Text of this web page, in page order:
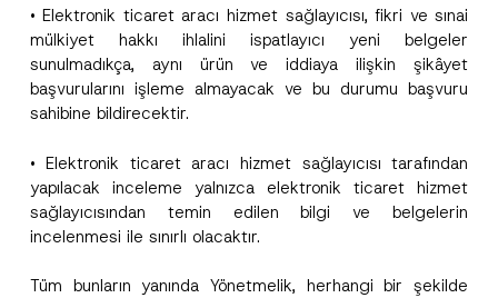
• Elektronik ticaret aracı hizmet sağlayıcısı, fikri ve sınai
mülkiyet hakkı ihlalini ispatlayıcı yeni belgeler
sunulmadıkça, aynı ürün ve iddiaya ilişkin şikâyet
başvurularını işleme almayacak ve bu durumu başvuru
sahibine bildirecektir.
• Elektronik ticaret aracı hizmet sağlayıcısı tarafından
yapılacak inceleme yalnızca elektronik ticaret hizmet
sağlayıcısından temin edilen bilgi ve belgelerin
incelenmesi ile sınırlı olacaktır.
Tüm bunların yanında Yönetmelik, herhangi bir şekilde
Firma
Pozisyon
E-Posta Adresi*
A
r
e
i
a
d